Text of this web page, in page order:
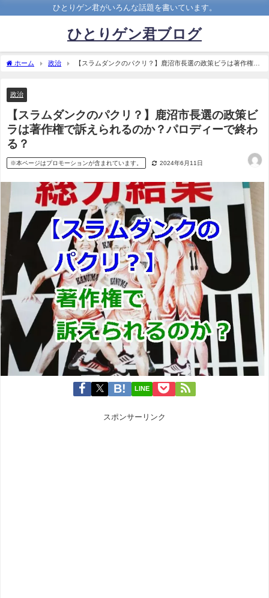
ひとりゲン君がいろんな話題を書いています。
ひとりゲン君ブログ
ホーム 政治
【スラムダンクのパクリ？】鹿沼市長選の政策ビラは著作権で
政治
【スラムダンクのパクリ？】鹿沼市長選の政策ビ
ラは著作権で訴えられるのか？パロディーで終わ
る？
※本ページはプロモーションが含まれています。 2024年6月11日
LINE
スポンサーリンク